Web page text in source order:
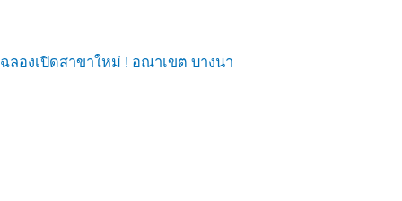
ฉลองเปิดสาขาใหม่ ! อณาเขต บางนา